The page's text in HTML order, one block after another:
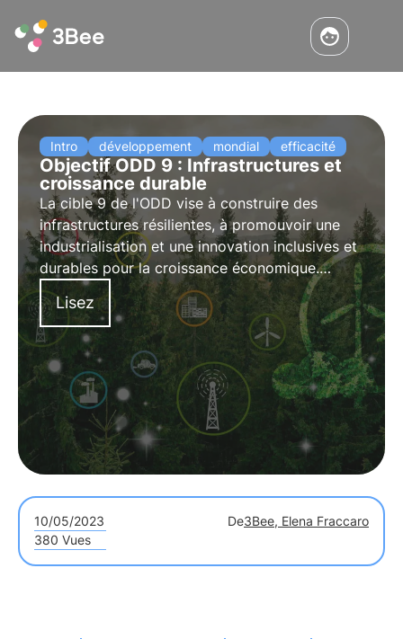
Intro développement mondial efficacité
Objectif ODD 9 : Infrastructures et
croissance durable
La cible 9 de l'ODD vise à construire des
infrastructures résilientes, à promouvoir une
industrialisation et une innovation inclusives et
durables pour la croissance économique.
Découvrez comment les investissements dans
les infrastructures durables et les technologies
propres y contribuent
Lisez
10/05/2023 De3Bee, Elena Fraccaro
380 Vues